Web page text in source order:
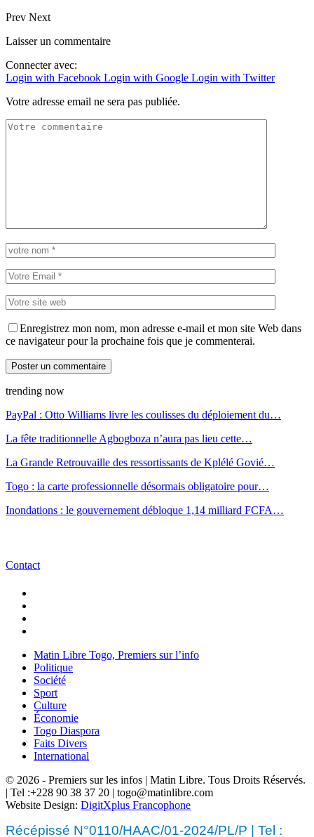
Prev Next
Laisser un commentaire
Connecter avec:
Login with Facebook Login with Google Login with Twitter
Votre adresse email ne sera pas publiée.
Enregistrez mon nom, mon adresse e-mail et mon site Web dans
ce navigateur pour la prochaine fois que je commenterai.
trending now
PayPal : Otto Williams livre les coulisses du déploiement du…
La fête traditionnelle Agbogboza n’aura pas lieu cette…
La Grande Retrouvaille des ressortissants de Kplélé Govié…
Togo : la carte professionnelle désormais obligatoire pour…
Inondations : le gouvernement débloque 1,14 milliard FCFA…
Contact
Matin Libre Togo, Premiers sur l’info
Politique
Société
Sport
Culture
Économie
Togo Diaspora
Faits Divers
International
© 2026 - Premiers sur les infos | Matin Libre. Tous Droits Réservés.
| Tel :+228 90 38 37 20 | togo@matinlibre.com
Website Design: DigitXplus Francophone
Récépissé N°0110/HAAC/01-2024/PL/P | Tel :